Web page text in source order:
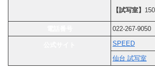
【試写室】
022-267-9050
SPEED
仙台 試写室